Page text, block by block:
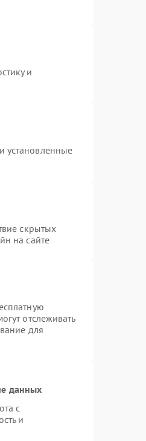
и
установленные
скрытых
на сайте
отслеживать
для
данных
с
и